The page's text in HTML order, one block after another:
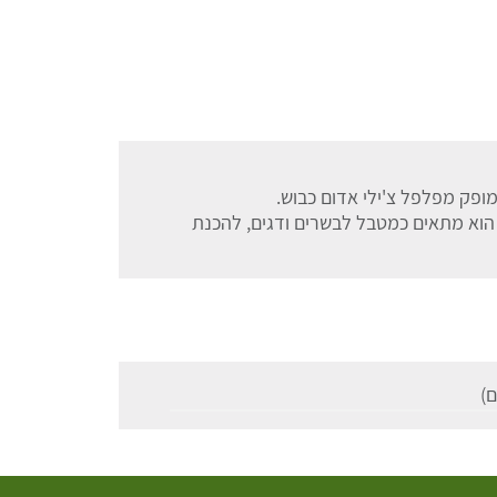
מפלפל צ'ילי אדום כבוש.
מתאים כמטבל לבשרים ודגים, להכנת